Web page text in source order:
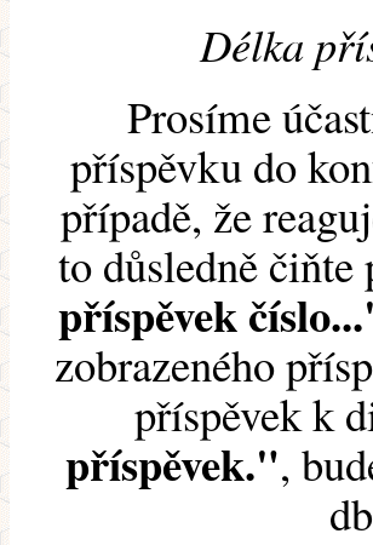
Délka
Prosíme
příspěvku do
případě, že
to důsledně
příspěvek
zobrazeného
příspěvek k
příspěvek.",